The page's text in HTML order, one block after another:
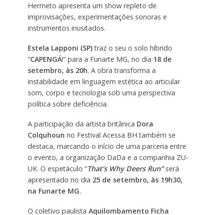
Hermeto apresenta um show repleto de
improvisações, experimentações sonoras e
instrumentos inusitados.
Estela Lapponi (SP)traz o seu o solo híbrido
“CAPENGÁ!” para a Funarte MG, no dia 18 de
setembro, às 20h. A obra transforma a
instabilidade em linguagem estética ao articular
som, corpo e tecnologia sob uma perspectiva
política sobre deficiência.
A participação da artista britânica Dora
Colquhoun no Festival Acessa BH também se
destaca, marcando o início de uma parceria entre
o evento, a organização DaDa e a companhia ZU-
UK. O espetáculo “That’s Why Deers Run”será
apresentado no dia 25 de setembro, às 19h30,
na Funarte MG.
O coletivo paulista Aquilombamento Ficha